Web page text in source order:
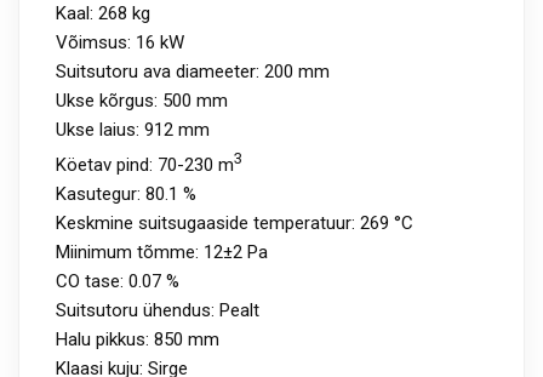
Kaal: 268 kg
Võimsus: 16 kW
Suitsutoru ava diameeter: 200 mm
Ukse kõrgus: 500 mm
Ukse laius: 912 mm
Köetav pind: 70-230 m3
Kasutegur: 80.1 %
Keskmine suitsugaaside temperatuur: 269 °C
Miinimum tõmme: 12±2 Pa
CO tase: 0.07 %
Suitsutoru ühendus: Pealt
Halu pikkus: 850 mm
Klaasi kuju: Sirge